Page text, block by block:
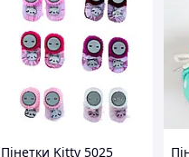
Пінетки Kitty 5025